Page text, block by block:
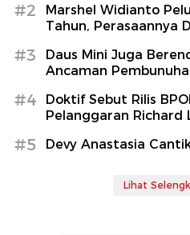
#2
Marshel Widianto
Tahun, Perasaannya
#3
Daus Mini Juga
Ancaman
#4
Doktif Sebut Rilis
Pelanggaran Richard
#5 Devy Anastasia
Lihat